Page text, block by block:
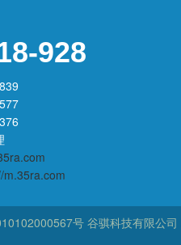
928
m.35ra.com
号谷骐科技有限公司